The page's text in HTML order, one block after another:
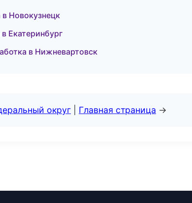
Новокузнецк
Екатеринбург
в Нижневартовск
округ Главная страница →